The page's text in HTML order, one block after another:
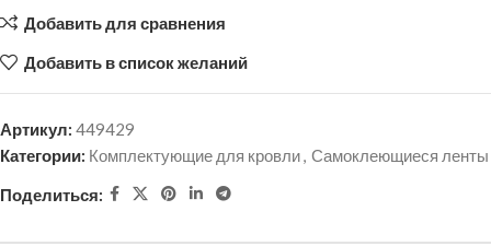
Добавить для сравнения
Добавить в список желаний
Артикул: 449429
Категории: Комплектующие для кровли, Самоклеющиеся ленты
Поделиться: